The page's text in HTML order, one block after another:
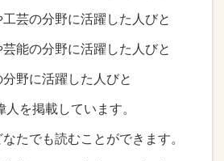
の分野に活躍した人びと
の分野に活躍した人びと
に活躍した人びと
人を掲載しています。
たでも読むことができます。